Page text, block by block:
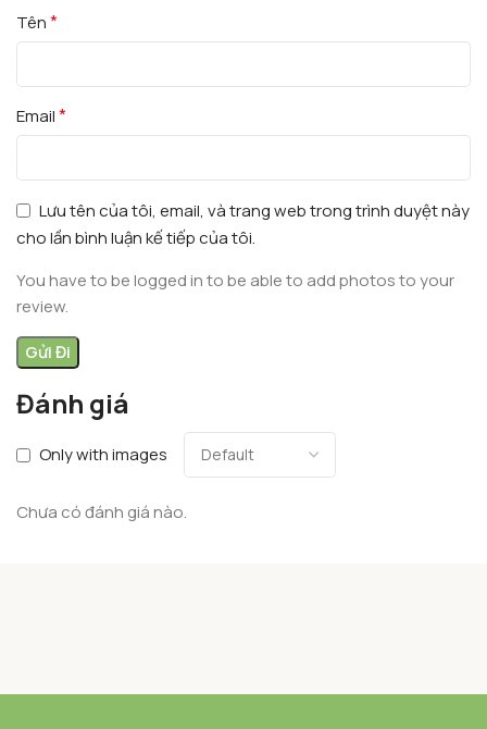
Đánh giá
Only with images
Chưa có đánh giá nào.
Tên*
Email*
Lưu tên của tôi, email, và trang web trong trình duyệt này
cho lần bình luận kế tiếp của tôi.
You have to be logged in to be able to add photos to your
review.